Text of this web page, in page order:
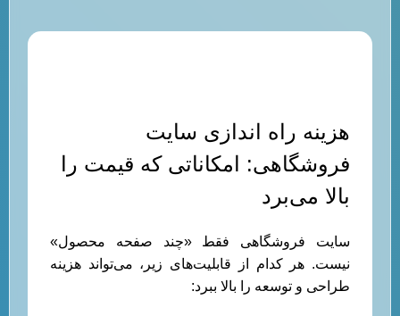
هزینه راه اندازی سایت
فروشگاهی: امکاناتی که قیمت را
بالا می‌برد
سایت فروشگاهی فقط «چند صفحه محصول»
نیست. هر کدام از قابلیت‌های زیر، می‌تواند هزینه
طراحی و توسعه را بالا ببرد: